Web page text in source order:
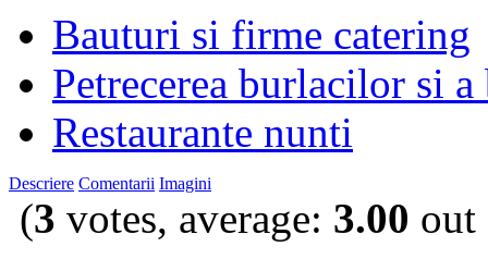
Bauturi si firme catering
Petrecerea burlacilor si
Restaurante nunti
Descriere Comentarii Imagini
(3 votes, average: 3.00 out